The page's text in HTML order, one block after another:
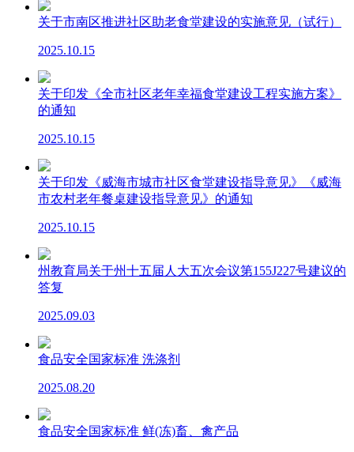
关于市南区推进社区助老食堂建设的实施意见（试行）
2025.10.15
关于印发《全市社区老年幸福食堂建设工程实施方案》
的通知
2025.10.15
关于印发《威海市城市社区食堂建设指导意见》《威海
市农村老年餐桌建设指导意见》的通知
2025.10.15
州教育局关于州十五届人大五次会议第155J227号建议的
答复
2025.09.03
食品安全国家标准 洗涤剂
2025.08.20
食品安全国家标准 鲜(冻)畜、禽产品